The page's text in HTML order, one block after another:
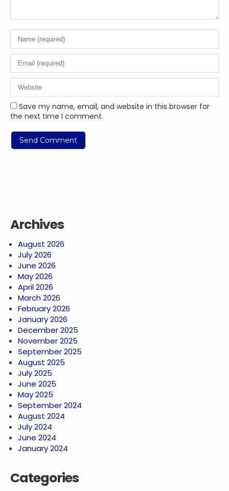
Save my name, email, and website in this browser for
the next time I comment.
Archives
August 2026
July 2026
June 2026
May 2026
April 2026
March 2026
February 2026
January 2026
December 2025
November 2025
September 2025
August 2025
July 2025
June 2025
May 2025
September 2024
August 2024
July 2024
June 2024
January 2024
Categories